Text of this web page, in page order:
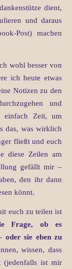
dient,
und daraus
Post) machen
wohl besser von
ich heute etwas
Notizen zu den
und
einfach Zeit, um
das, was wirklich
fließt und euch
diese Zeilen am
gefällt mir –
den ihr dann
könnt.
euch zu teilen ist
Frage, ob es
oder sie eben zu
wissen, dass
(jedenfalls ist mir